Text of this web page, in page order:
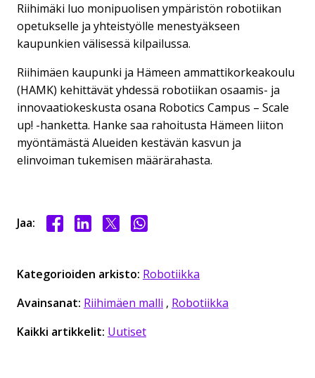
Riihimäki luo monipuolisen ympäristön robotiikan
opetukselle ja yhteistyölle menestyäkseen
kaupunkien välisessä kilpailussa.
Riihimäen kaupunki ja Hämeen ammattikorkeakoulu
(HAMK) kehittävät yhdessä robotiikan osaamis- ja
innovaatiokeskusta osana Robotics Campus – Scale
up! -hanketta. Hanke saa rahoitusta Hämeen liiton
myöntämästä Alueiden kestävän kasvun ja
elinvoiman tukemisen määrärahasta.
Jaa: Jaa Facebookissa
Jaa LinkedInissä
Jaa X:ssäJaa WhasAppissa
Kategorioiden arkisto: Robotiikka
Avainsanat: Riihimäen malli , Robotiikka
Kaikki artikkelit: Uutiset